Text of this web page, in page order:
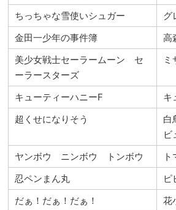
ちっちゃな雪使いシュガー
グ
金田一少年の事件簿
高
美少女戦士セーラームーン セ
ーラースターズ
ミ
キューティーハニーF
キ
超くせになりそう
白
ビ
ヤンボウ ニンボウ トンボウ
ト
忍ペンまん丸
ピ
だぁ！だぁ！だぁ！
花